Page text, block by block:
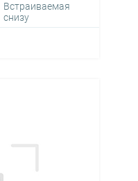
Встраиваемая
снизу